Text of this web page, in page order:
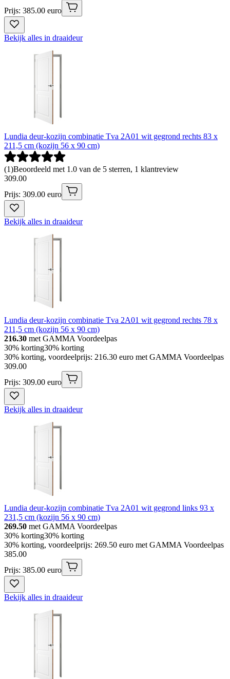
Prijs: 385.00 euro
Bekijk alles in draaideur
Lundia deur-kozijn combinatie Tva 2A01 wit gegrond rechts 83 x
211,5 cm (kozijn 56 x 90 cm)
(1)Beoordeeld met 1.0 van de 5 sterren, 1 klantreview
309.00
Prijs: 309.00 euro
Bekijk alles in draaideur
Lundia deur-kozijn combinatie Tva 2A01 wit gegrond rechts 78 x
211,5 cm (kozijn 56 x 90 cm)
216.30 met GAMMA Voordeelpas
30% korting30% korting
30% korting, voordeelprijs: 216.30 euro met GAMMA Voordeelpas
309.00
Prijs: 309.00 euro
Bekijk alles in draaideur
Lundia deur-kozijn combinatie Tva 2A01 wit gegrond links 93 x
231,5 cm (kozijn 56 x 90 cm)
269.50 met GAMMA Voordeelpas
30% korting30% korting
30% korting, voordeelprijs: 269.50 euro met GAMMA Voordeelpas
385.00
Prijs: 385.00 euro
Bekijk alles in draaideur